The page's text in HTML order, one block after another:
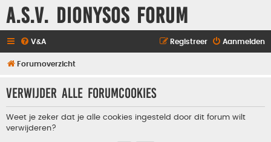
A.S.V. Dionysos Forum
V&A Aanmelden
Registreer
Forumoverzicht
Verwijder alle forumcookies
Weet je zeker dat je alle cookies ingesteld door dit forum wilt
verwijderen?